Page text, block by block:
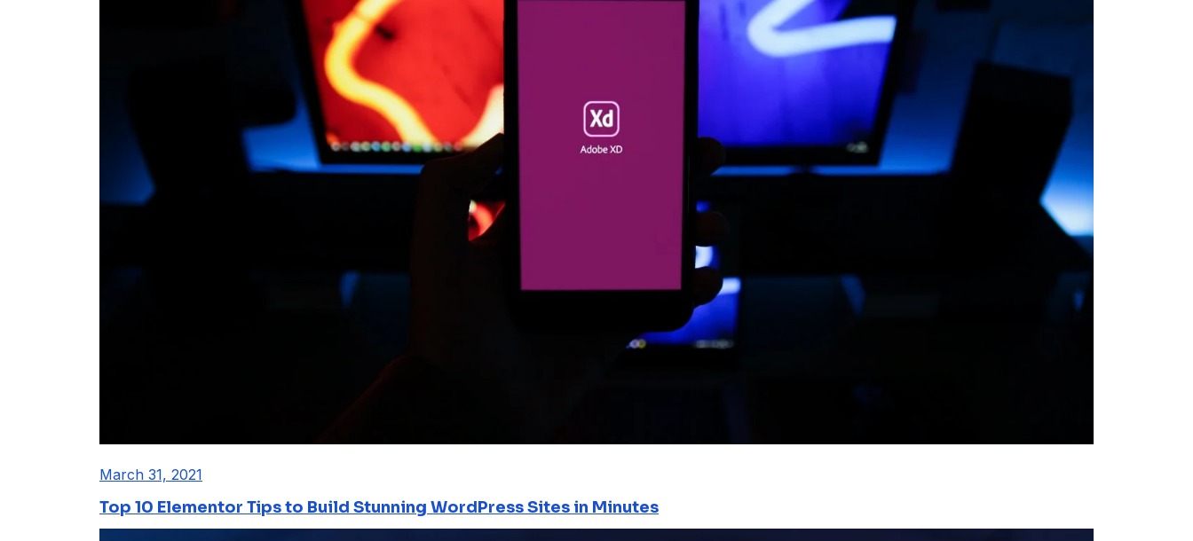
March 31, 2021
Top 10 Elementor Tips to Build Stunning WordPress Sites in Minutes